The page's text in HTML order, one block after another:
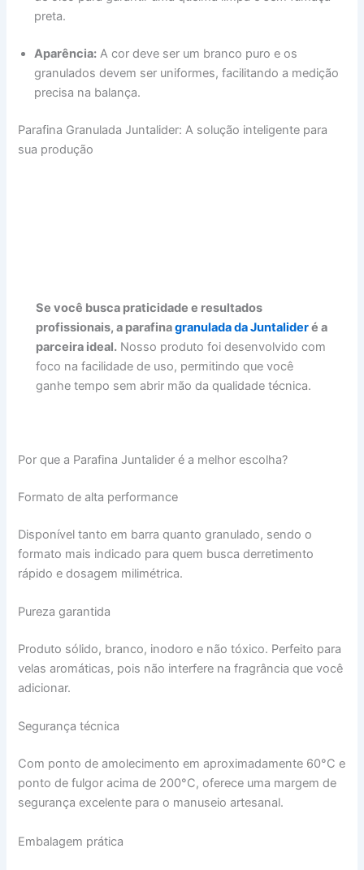
preta.
Aparência: A cor deve ser um branco puro e os
granulados devem ser uniformes, facilitando a medição
precisa na balança.
Parafina Granulada Juntalider: A solução inteligente para
sua produção
Se você busca praticidade e resultados
profissionais, a parafinagranulada da Juntalideré a
parceira ideal. Nosso produto foi desenvolvido com
foco na facilidade de uso, permitindo que você
ganhe tempo sem abrir mão da qualidade técnica.
Por que a Parafina Juntalider é a melhor escolha?
Formato de alta performance
Disponível tanto em barra quanto granulado, sendo o
formato mais indicado para quem busca derretimento
rápido e dosagem milimétrica.
Pureza garantida
Produto sólido, branco, inodoro e não tóxico. Perfeito para
velas aromáticas, pois não interfere na fragrância que você
adicionar.
Segurança técnica
Com ponto de amolecimento em aproximadamente 60°C e
ponto de fulgor acima de 200°C, oferece uma margem de
segurança excelente para o manuseio artesanal.
Embalagem prática